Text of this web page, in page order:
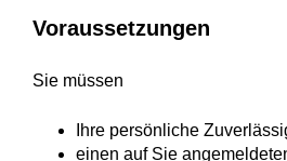
Voraussetzungen
Sie müssen
Ihre persönliche
einen auf Sie